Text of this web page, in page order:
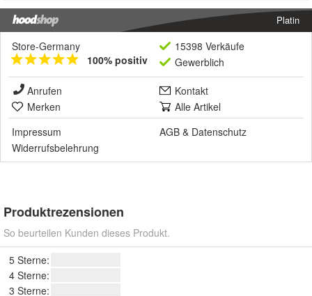
Platin
Store-Germany
100% positiv
15398 Verkäufe
Gewerblich
Anrufen
Kontakt
Merken
Alle Artikel
Impressum
AGB & Datenschutz
Widerrufsbelehrung
Produktrezensionen
So beurteilen Kunden dieses Produkt.
5 Sterne:
4 Sterne:
3 Sterne: